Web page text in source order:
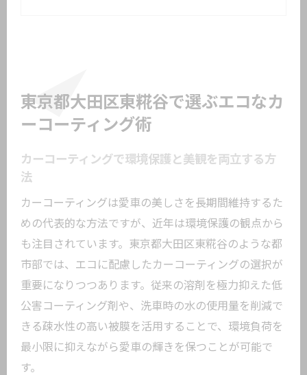
大田区で注目のエコカーコーティング施
工事例紹介
愛車を守る持続可能なカーコーティング
の最新動向
さ
カーコーティングが実現する愛車の輝き
と環境配慮
持続可能な美観維持に役立つカーコーテ
ィングの特徴
カーコーティングで愛車の資産価値と環
境保護を両立
エコなカーコーティングがもたらす長期
東京都大田区東糀谷で選ぶエコなカ
ーコーティング術
カーコーティングで環境保護と美観を両立する方
法
カーコーティングは愛車の美しさを長期間維持するた
めの代表的な方法ですが、近年は環境保護の観点から
も注目されています。東京都大田区東糀谷のような都
市部では、エコに配慮したカーコーティングの選択が
重要になりつつあります。従来の溶剤を極力抑えた低
公害コーティング剤や、洗車時の水の使用量を削減で
きる疎水性の高い被膜を活用することで、環境負荷を
最小限に抑えながら愛車の輝きを保つことが可能で
す。